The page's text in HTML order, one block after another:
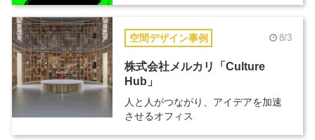
空間デザイン事例 8/3
株式会社メルカリ「Culture
Hub」
人と人がつながり、アイデアを加速
させるオフィス